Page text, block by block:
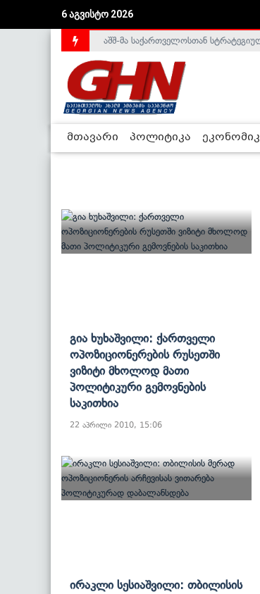
6 აგვისტო 2026
აშშ-მა საქართველოსთან
მთავარი პოლიტიკა
Გია Ხუხაშვილი: Ქართველი
Ოპოზიციონერების Რუსეთში
Ვიზიტი Მხოლოდ Მათი
Პოლიტიკური Გემოვნების
Საკითხია
22 აპრილი 2010, 15:06
Ირაკლი Სესიაშვილი: Თბილისის